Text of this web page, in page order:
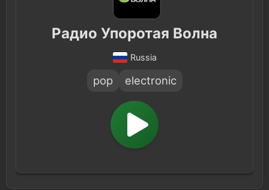
Радио Упоротая Волна
Russia
pop electronic